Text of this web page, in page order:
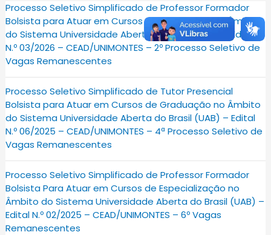
Processo Seletivo Simplificado de Professor Formador
Bolsista para Atuar em Cursos de Graduação no Âmbito
do Sistema Universidade Aberta do Brasil (UAB) – Edital
N.º 03/2026 – CEAD/UNIMONTES – 2º Processo Seletivo de
Vagas Remanescentes
Processo Seletivo Simplificado de Tutor Presencial
Bolsista para Atuar em Cursos de Graduação no Âmbito
do Sistema Universidade Aberta do Brasil (UAB) – Edital
N.º 06/2025 – CEAD/UNIMONTES – 4ª Processo Seletivo de
Vagas Remanescentes
Processo Seletivo Simplificado de Professor Formador
Bolsista Para Atuar em Cursos de Especialização no
Âmbito do Sistema Universidade Aberta do Brasil (UAB) –
Edital N.º 02/2025 – CEAD/UNIMONTES – 6º Vagas
Remanescentes